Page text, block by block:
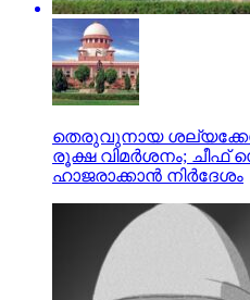
തെരുവുനായ
രൂക്ഷ വിമര്‍ശനം; ചീഫ്
ഹാജരാക്കാന്‍ നിര്‍ദേശം